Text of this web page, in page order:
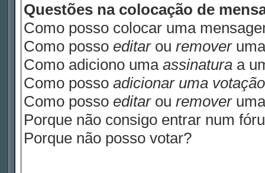
Questões na colocação de
Como posso colocar uma
Como posso editarou remover
Como adiciono uma assinatura a
Como posso adicionar uma votação
Como posso editarou remover
Porque não consigo entrar num
Porque não posso votar?